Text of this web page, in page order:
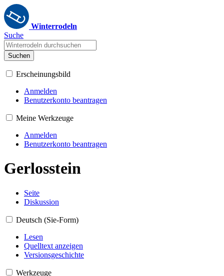
Winterrodeln
Suche
Suchen
Erscheinungsbild
Anmelden
Benutzerkonto beantragen
Meine Werkzeuge
Anmelden
Benutzerkonto beantragen
Gerlosstein
Seite
Diskussion
Deutsch (Sie-Form)
Lesen
Quelltext anzeigen
Versionsgeschichte
Werkzeuge